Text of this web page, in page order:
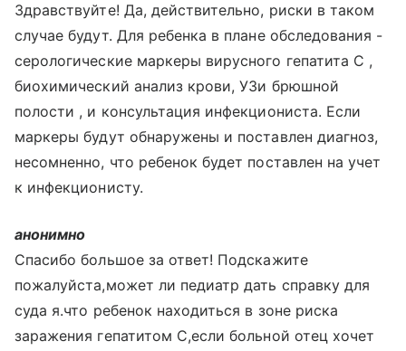
Здравствуйте! Да, действительно, риски в таком
случае будут. Для ребенка в плане обследования -
серологические маркеры вирусного гепатита С ,
биохимический анализ крови, УЗи брюшной
полости , и консультация инфекциониста. Если
маркеры будут обнаружены и поставлен диагноз,
несомненно, что ребенок будет поставлен на учет
к инфекционисту.
анонимно
Спасибо большое за ответ! Подскажите
пожалуйста,может ли педиатр дать справку для
суда я.что ребенок находиться в зоне риска
заражения гепатитом С,если больной отец хочет